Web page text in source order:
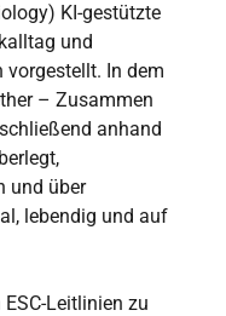
KI-gestützte
und
In dem
– Zusammen
anhand
und über
lebendig und auf
Leitlinien zu